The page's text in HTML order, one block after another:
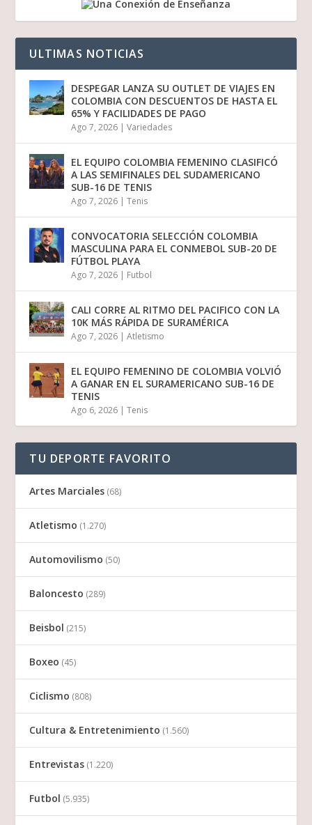
ULTIMAS NOTICIAS
DESPEGAR LANZA SU OUTLET DE VIAJES EN
COLOMBIA CON DESCUENTOS DE HASTA EL
65% Y FACILIDADES DE PAGO
Ago 7, 2026 |Variedades
EL EQUIPO COLOMBIA FEMENINO CLASIFICÓ
A LAS SEMIFINALES DEL SUDAMERICANO
SUB-16 DE TENIS
Ago 7, 2026 |Tenis
CONVOCATORIA SELECCIÓN COLOMBIA
MASCULINA PARA EL CONMEBOL SUB-20 DE
FÚTBOL PLAYA
Ago 7, 2026 | Futbol
CALI CORRE AL RITMO DEL PACIFICO CON LA
10K MÁS RÁPIDA DE SURAMÉRICA
Ago 7, 2026 |Atletismo
EL EQUIPO FEMENINO DE COLOMBIA VOLVIÓ
A GANAR EN EL SURAMERICANO SUB-16 DE
TENIS
Ago 6, 2026 |Tenis
TU DEPORTE FAVORITO
Artes Marciales (68)
Atletismo (1.270)
Automovilismo (50)
Baloncesto (289)
Beisbol (215)
Boxeo (45)
Ciclismo (808)
Cultura & Entretenimiento (1.560)
Entrevistas (1.220)
Futbol (5.935)